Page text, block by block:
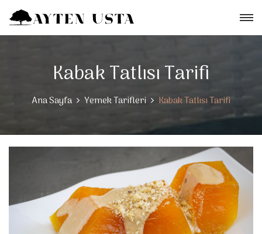
Kabak Tatlısı Tarifi
Ana Sayfa Yemek Tarifleri Kabak Tatlısı Tarifi